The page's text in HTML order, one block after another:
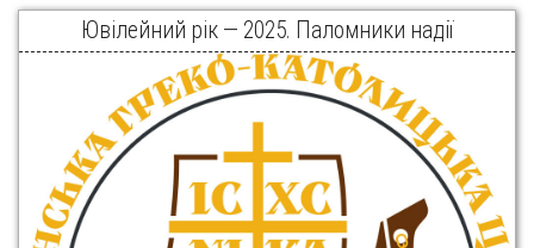
Ювілейний рік — 2025. Паломники надії